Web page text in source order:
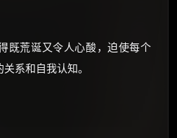
既荒诞又令人心酸，迫使每个
系和自我认知。